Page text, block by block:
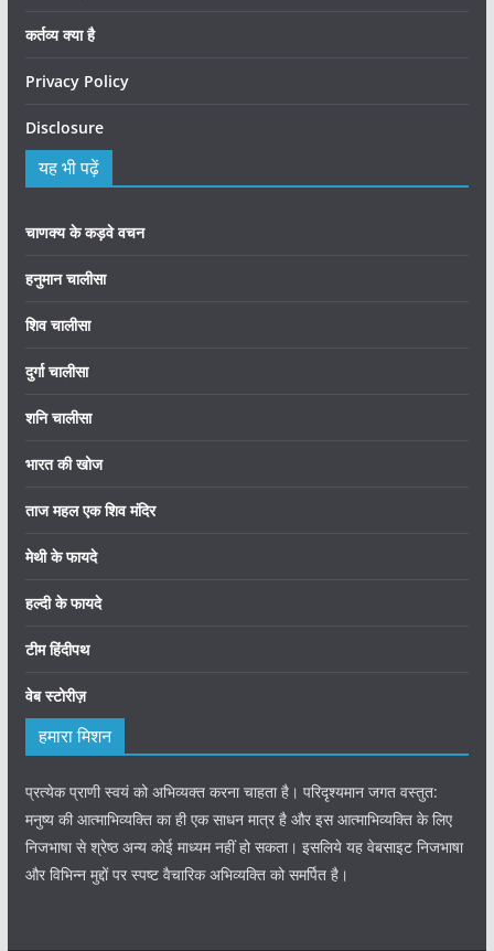
कर्तव्य क्या है
Privacy Policy
Disclosure
यह भी पढ़ें
चाणक्य के कड़वे वचन
हनुमान चालीसा
शिव चालीसा
दुर्गा चालीसा
शनि चालीसा
भारत की खोज
ताज महल एक शिव मंदिर
मेथी के फायदे
हल्दी के फायदे
टीम हिंदीपथ
वेब स्टोरीज़
हमारा मिशन
प्रत्येक प्राणी स्वयं को अभिव्यक्त करना चाहता है। परिदृश्यमान जगत वस्तुत:
मनुष्य की आत्माभिव्यक्ति का ही एक साधन मात्र है और इस आत्माभिव्यक्ति के लिए
निजभाषा से श्रेष्ठ अन्य कोई माध्यम नहीं हो सकता। इसलिये यह वेबसाइट निजभाषा
और विभिन्न मुद्दों पर स्पष्ट वैचारिक अभिव्यक्ति को समर्पित है।